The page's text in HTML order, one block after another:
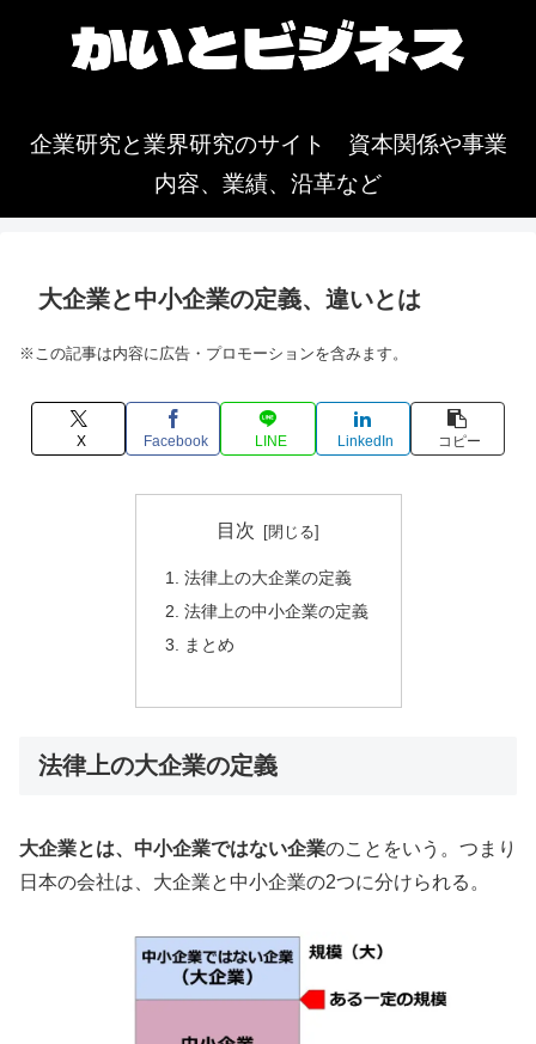
企業研究と業界研究のサイト 資本関係や事業
内容、業績、沿革など
大企業と中小企業の定義、違いとは
※この記事は内容に広告・プロモーションを含みます。
X Facebook LINE LinkedIn コピー
目次
法律上の大企業の定義
法律上の中小企業の定義
まとめ
法律上の大企業の定義
大企業とは、中小企業ではない企業のことをいう。つまり
日本の会社は、大企業と中小企業の2つに分けられる。